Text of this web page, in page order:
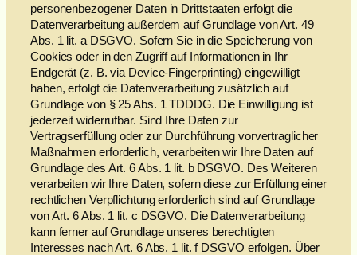
personenbezogener Daten in Drittstaaten erfolgt die
Datenverarbeitung außerdem auf Grundlage von Art. 49
Abs. 1 lit. a DSGVO. Sofern Sie in die Speicherung von
Cookies oder in den Zugriff auf Informationen in Ihr
Endgerät (z. B. via Device-Fingerprinting) eingewilligt
haben, erfolgt die Datenverarbeitung zusätzlich auf
Grundlage von § 25 Abs. 1 TDDDG. Die Einwilligung ist
jederzeit widerrufbar. Sind Ihre Daten zur
Vertragserfüllung oder zur Durchführung vorvertraglicher
Maßnahmen erforderlich, verarbeiten wir Ihre Daten auf
Grundlage des Art. 6 Abs. 1 lit. b DSGVO. Des Weiteren
verarbeiten wir Ihre Daten, sofern diese zur Erfüllung einer
rechtlichen Verpflichtung erforderlich sind auf Grundlage
von Art. 6 Abs. 1 lit. c DSGVO. Die Datenverarbeitung
kann ferner auf Grundlage unseres berechtigten
Interesses nach Art. 6 Abs. 1 lit. f DSGVO erfolgen. Über